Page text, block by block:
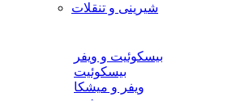
شیرینی و تنقلات
بیسکوئیت و ویفر
بیسکوئیت
ویفر و میشکا